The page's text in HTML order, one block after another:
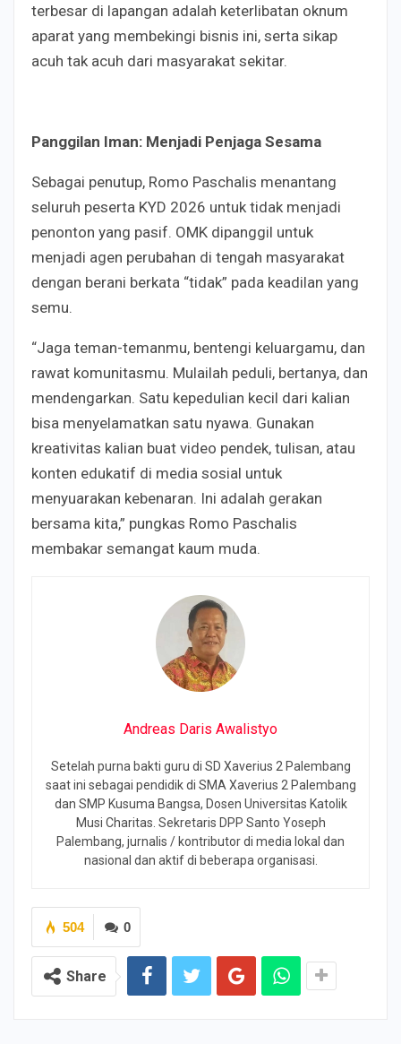
terbesar di lapangan adalah keterlibatan oknum
aparat yang membekingi bisnis ini, serta sikap
acuh tak acuh dari masyarakat sekitar.
Panggilan Iman: Menjadi Penjaga Sesama
Sebagai penutup, Romo Paschalis menantang
seluruh peserta KYD 2026 untuk tidak menjadi
penonton yang pasif. OMK dipanggil untuk
menjadi agen perubahan di tengah masyarakat
dengan berani berkata “tidak” pada keadilan yang
semu.
“Jaga teman-temanmu, bentengi keluargamu, dan
rawat komunitasmu. Mulailah peduli, bertanya, dan
mendengarkan. Satu kepedulian kecil dari kalian
bisa menyelamatkan satu nyawa. Gunakan
kreativitas kalian buat video pendek, tulisan, atau
konten edukatif di media sosial untuk
menyuarakan kebenaran. Ini adalah gerakan
bersama kita,” pungkas Romo Paschalis
membakar semangat kaum muda.
Andreas Daris Awalistyo
Setelah purna bakti guru di SD Xaverius 2 Palembang
saat ini sebagai pendidik di SMA Xaverius 2 Palembang
dan SMP Kusuma Bangsa, Dosen Universitas Katolik
Musi Charitas. Sekretaris DPP Santo Yoseph
Palembang, jurnalis / kontributor di media lokal dan
nasional dan aktif di beberapa organisasi.
0
504
Share